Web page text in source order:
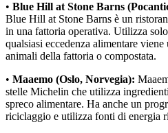
• Blue Hill at Stone Barns
Blue Hill at Stone Barns è un
in una fattoria operativa. Utilizza
qualsiasi eccedenza alimentare
animali della fattoria o compostata.
• Maaemo (Oslo, Norvegia):
stelle Michelin che utilizza
spreco alimentare. Ha anche un
riciclaggio e utilizza fonti di energia